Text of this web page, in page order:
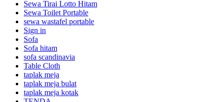
Sewa Tirai Lotto Hitam
Sewa Toilet Portable
sewa wastafel portable
Sign in
Sofa
Sofa hitam
sofa scandinavia
Table Cloth
taplak meja
taplak meja bulat
taplak meja kotak